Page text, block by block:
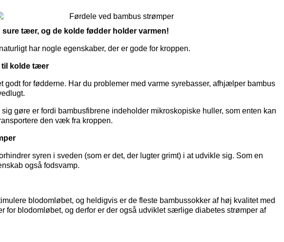
tæer, og de kolde fødder holder varmen!
har nogle egenskaber, der er gode for kroppen.
til kolde tæer
for fødderne. Har du problemer med varme syrebasser, afhjælper bambus
gøre er fordi bambusfibrene indeholder mikroskopiske huller, som enten kan
den væk fra kroppen.
syren i sveden (som er det, der lugter grimt) i at udvikle sig. Som en
også fodsvamp.
blodomløbet, og heldigvis er de fleste bambussokker af høj kvalitet med
for blodomløbet, og derfor er der også udviklet særlige diabetes strømperaf